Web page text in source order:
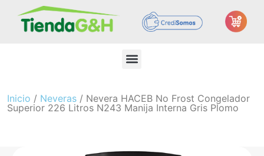
Inicio / Neveras / Nevera HACEB No Frost Congelador
Superior 226 Litros N243 Manija Interna Gris Plomo